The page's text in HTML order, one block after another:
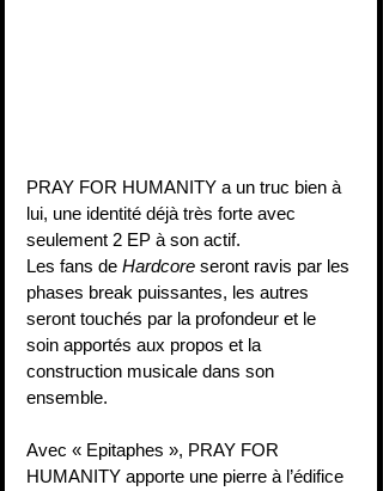
PRAY FOR HUMANITY a un truc bien à
lui, une identité déjà très forte avec
seulement 2 EP à son actif.
Les fans de Hardcore seront ravis par les
phases break puissantes, les autres
seront touchés par la profondeur et le
soin apportés aux propos et la
construction musicale dans son
ensemble.
Avec « Epitaphes », PRAY FOR
HUMANITY apporte une pierre à l’édifice